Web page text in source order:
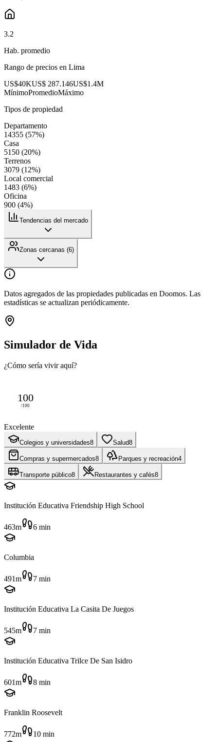
3.2
Hab. promedio
Rango de precios en Lima
US$40KUS$ 287.146US$1.4M
MínimoPromedioMáximo
Tipos de propiedad
Departamento
14355 (57%)
Casa
5150 (20%)
Terrenos
3079 (12%)
Local comercial
1483 (6%)
Oficina
900 (4%)
Tendencias del mercado
Zonas cercanas (6)
Datos agregados de las propiedades publicadas en Doomos. Las
estadísticas se actualizan periódicamente.
Simulador de Vida
¿Cómo sería vivir aquí?
100
/100
Excelente
Colegios y universidades8 Salud8
Compras y supermercados8 Parques y recreación4
Transporte público8 Restaurantes y cafés8
Institución Educativa Friendship High School
463m 6 min
Columbia
491m 7 min
Institución Educativa La Casita De Juegos
545m 7 min
Institución Educativa Trilce De San Isidro
601m 8 min
Franklin Roosevelt
772m 10 min